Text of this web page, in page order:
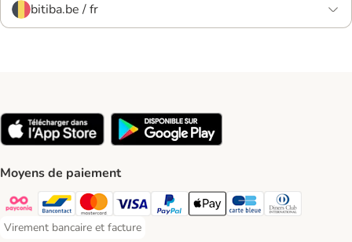
bitiba.be / fr
Moyens de paiement
Payconiq Payment Method
Bancontact Payment Method
Mastercard Payment Method
Visa Payment Method
Paypal Payment Method
Apple Pay Payment Method
Carte bleue Payment
Diners club
Virement bancaire et facture
Virement bancaire et facture Payment Method